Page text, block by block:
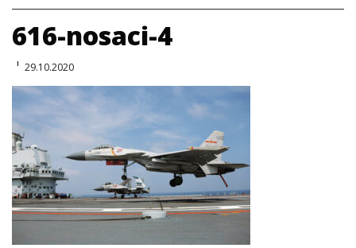
616-nosaci-4
29.10.2020